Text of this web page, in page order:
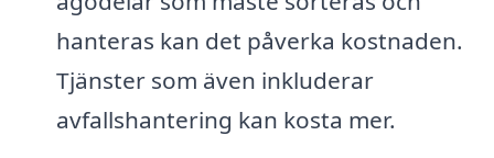
hanteras kan det påverka kostnaden.
Tjänster som även inkluderar
avfallshantering kan kosta mer.